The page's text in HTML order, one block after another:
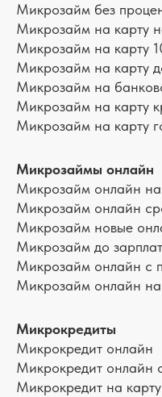
Микрозайм без
Микрозайм на карту
Микрозайм на карту
Микрозайм на карту
Микрозайм на
Микрозайм на карту
Микрозайм на карту
Микрозаймы онлайн
Микрозайм онлайн на
Микрозайм онлайн
Микрозайм новые
Микрозайм до
Микрозайм онлайн с
Микрозайм онлайн на
Микрокредиты
Микрокредит онлайн
Микрокредит онлайн
Микрокредит на карту